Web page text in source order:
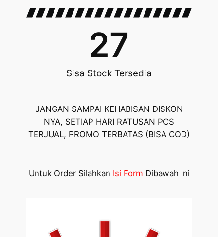
Sisa Stock Tersedia
27
JANGAN SAMPAI KEHABISAN DISKON
NYA, SETIAP HARI RATUSAN PCS
TERJUAL, PROMO TERBATAS (BISA COD)
Untuk Order Silahkan Isi Form Dibawah ini